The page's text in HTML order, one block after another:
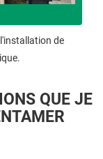
de
QUE JE